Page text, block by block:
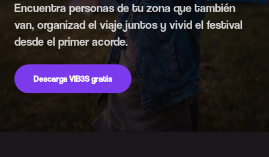
Encuentra personas de tu zona que también
van, organizad el viaje juntos y vivid el festival
desde el primer acorde.
Descarga VIB3S gratis